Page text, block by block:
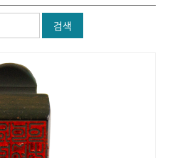
행정박물 영상 기록물
50+1
검색